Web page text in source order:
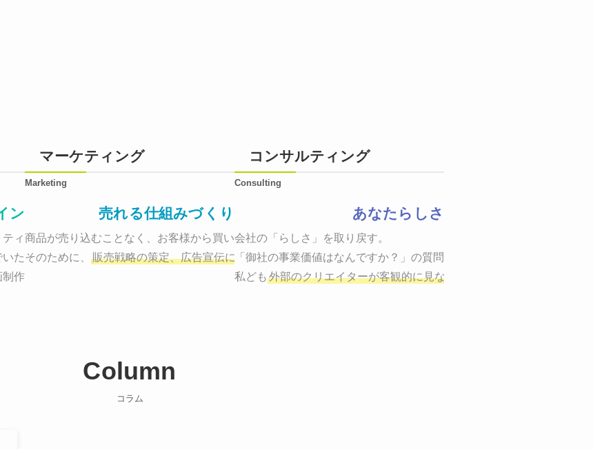
ン
ィーで作り納品する。
た、デザインのゴールでしょうか。
作まで
お客様のサービスを適した場所へ届けるために、適切な方法を企画しご提案いたします。
マーケティング
Marketing
売れる仕組みづくり
商品が売り込むことなく、お客様から買いたくなる状態をつくるために、適した場所へ適切なターゲットに向け
そのために、
販売戦略の策定、広告宣伝に効果検証までの一連のプロセスを考え実行・検証・修正
コンサルティング
Consulting
あなたらしさ
会社の「らしさ」を取り戻す。
「御社の事業価値はなんですか？」の質問に答えることはできるでしょ
私ども 外部のクリエイターが客観的に見ながら最終的な絵を描き、商
Column
コラム